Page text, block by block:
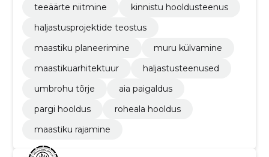
teeäärte niitmine
kinnistu hooldusteenus
haljastusprojektide teostus
maastiku planeerimine
muru külvamine
maastikuarhitektuur
haljastusteenused
umbrohu tõrje
aia paigaldus
pargi hooldus
roheala hooldus
maastiku rajamine